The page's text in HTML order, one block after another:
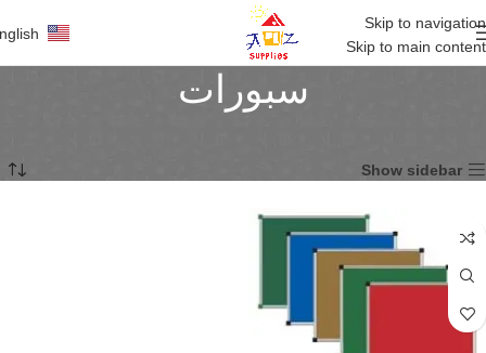
Skip to navigation
Skip to main content
سبورات
Show sidebar